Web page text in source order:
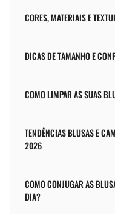
CORES, MATERIAIS E
DICAS DE TAMANHO E
COMO LIMPAR AS SUAS
TENDÊNCIAS BLUSAS E
2026
COMO CONJUGAR AS
DIA?